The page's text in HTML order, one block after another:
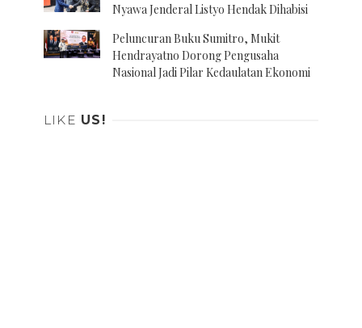
Nyawa Jenderal Listyo Hendak Dihabisi
Peluncuran Buku Sumitro, Mukit
Hendrayatno Dorong Pengusaha
Nasional Jadi Pilar Kedaulatan Ekonomi
LIKE US!